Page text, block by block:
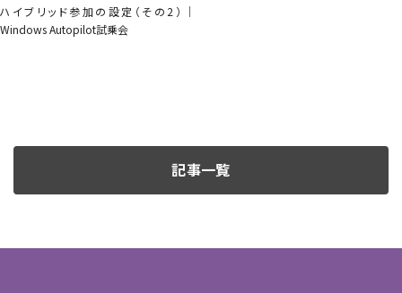
ハイブリッド参加の設定（その2）｜
Windows Autopilot試乗会
記事一覧